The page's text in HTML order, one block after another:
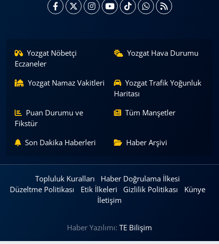
Yozgat Nöbetçi
Eczaneler
Yozgat Hava Durumu
Yozgat Namaz Vakitleri
Yozgat Trafik Yoğunluk
Haritası
Puan Durumu ve
Fikstür
Tüm Manşetler
Son Dakika Haberleri Haber Arşivi
Topluluk Kuralları
Haber Doğrulama İlkesi
Düzeltme Politikası
Etik İlkeleri Gizlilik Politikası
Künye
İletişim
Haber Yazılımı: TE Bilişim